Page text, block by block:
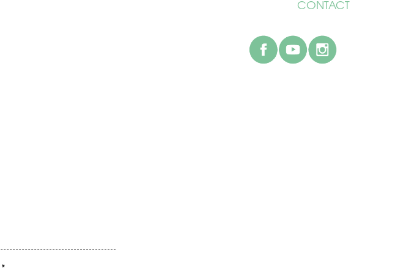
CONTACT
facebook
*